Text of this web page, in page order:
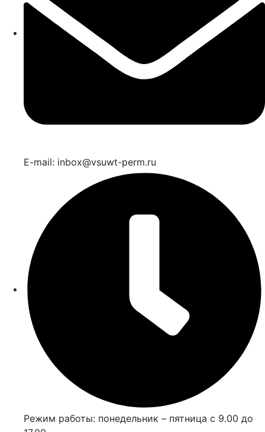
E-mail: inbox@vsuwt-perm.ru
Режим работы: понедельник – пятница с 9.00 до